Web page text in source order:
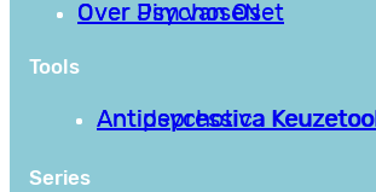
Over PsychoseNet
Over Jim van Os
Tools
Antipsychotica Keuzetool
Antidepressiva Keuzetool
Series